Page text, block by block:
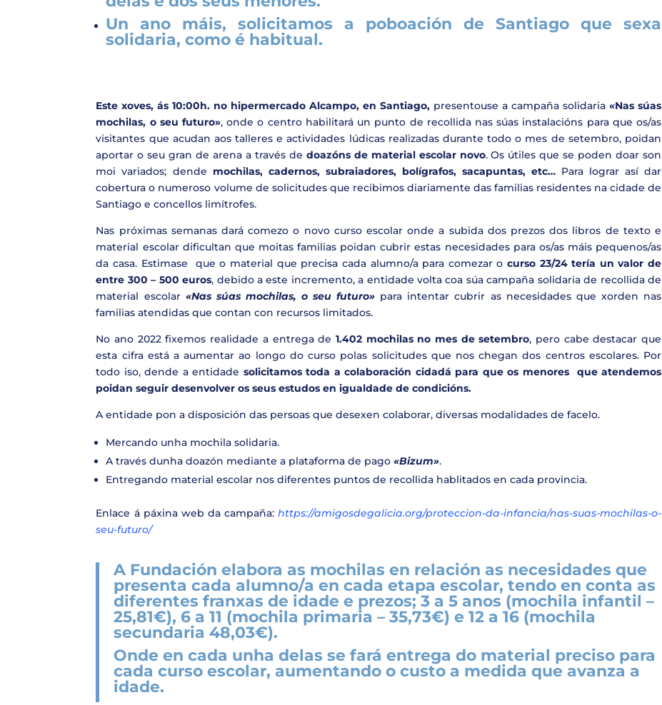
Un ano máis, solicitamos a poboación de Santiago que sexa
solidaria, como é habitual.
Este xoves, ás 10:00h. no hipermercado Alcampo, en Santiago, presentouse a campaña solidaria«Nas súas
mochilas, o seu futuro», onde o centro habilitará un punto de recollida nas súas instalacións para que os/as
visitantes que acudan aos talleres e actividades lúdicas realizadas durante todo o mes de setembro, poidan
aportar o seu gran de arena a través de doazóns de material escolar novo. Os útiles que se poden doar son
moi variados; dende mochilas, cadernos, subraiadores, bolígrafos, sacapuntas, etc… Para lograr así dar
cobertura o numeroso volume de solicitudes que recibimos diariamente das familias residentes na cidade de
Santiago e concellos limítrofes.
Nas próximas semanas dará comezo o novo curso escolar onde a subida dos prezos dos libros de texto e
material escolar dificultan que moitas familias poidan cubrir estas necesidades para os/as máis pequenos/as
da casa. Estimase que o material que precisa cada alumno/a para comezar o curso 23/24 tería un valor de
entre 300 – 500 euros, debido a este incremento, a entidade volta coa súa campaña solidaria de recollida de
material escolar «Nas súas mochilas, o seu futuro» para intentar cubrir as necesidades que xorden nas
familias atendidas que contan con recursos limitados.
No ano 2022 fixemos realidade a entrega de 1.402 mochilas no mes de setembro, pero cabe destacar que
esta cifra está a aumentar ao longo do curso polas solicitudes que nos chegan dos centros escolares. Por
todo iso, dende a entidade solicitamos toda a colaboración cidadá para que os menores que atendemos
poidan seguir desenvolver os seus estudos en igualdade de condicións.
A entidade pon a disposición das persoas que desexen colaborar, diversas modalidades de facelo.
Mercando unha mochila solidaria.
A través dunha doazón mediante a plataforma de pago«Bizum».
Entregando material escolar nos diferentes puntos de recollida hablitados en cada provincia.
Enlace á páxina web da campaña:https://amigosdegalicia.org/proteccion-da-infancia/nas-suas-mochilas-o-
seu-futuro/
A Fundación elabora as mochilas en relación as necesidades que
presenta cada alumno/a en cada etapa escolar, tendo en conta as
diferentes franxas de idade e prezos; 3 a 5 anos (mochila infantil –
25,81€), 6 a 11 (mochila primaria – 35,73€) e 12 a 16 (mochila
secundaria 48,03€).
Onde en cada unha delas se fará entrega do material preciso para
cada curso escolar, aumentando o custo a medida que avanza a
idade.